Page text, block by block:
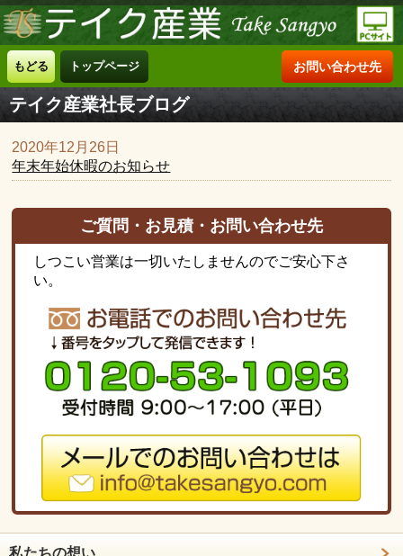
もどる トップページ お問い合わせ先
テイク産業社長ブログ
2020年12月26日
年末年始休暇のお知らせ
ご質問・お見積・お問い合わせ先
しつこい営業は一切いたしませんのでご安心下さ
い。
私たちの想い